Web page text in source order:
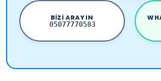
BIZI ARAYIN
05077770583